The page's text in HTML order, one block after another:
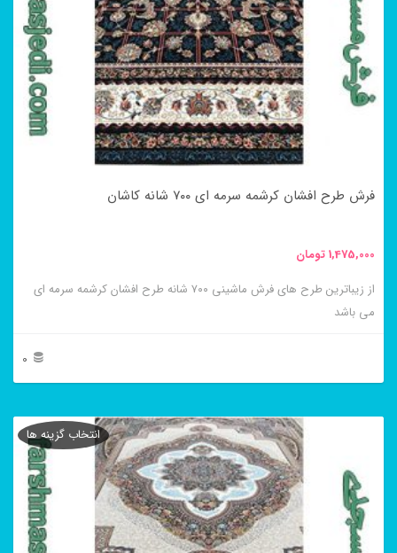
باشد.
گزینه
ها
صفحه
انتخاب
شوند
فرش طرح افشان کرشمه سرمه ای ۷۰۰ شانه کاشان
1,475,000تومان
از زیباترین طرح های فرش ماشینی ۷۰۰ شانه طرح افشان کرشمه سرمه ای
می باشد
0
محصول
مختلفی
انتخاب گزینه ها